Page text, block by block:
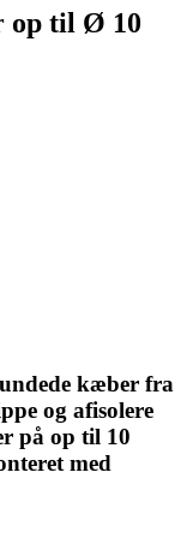
op til Ø 10
kæber fra
og afisolere
på op til 10
med